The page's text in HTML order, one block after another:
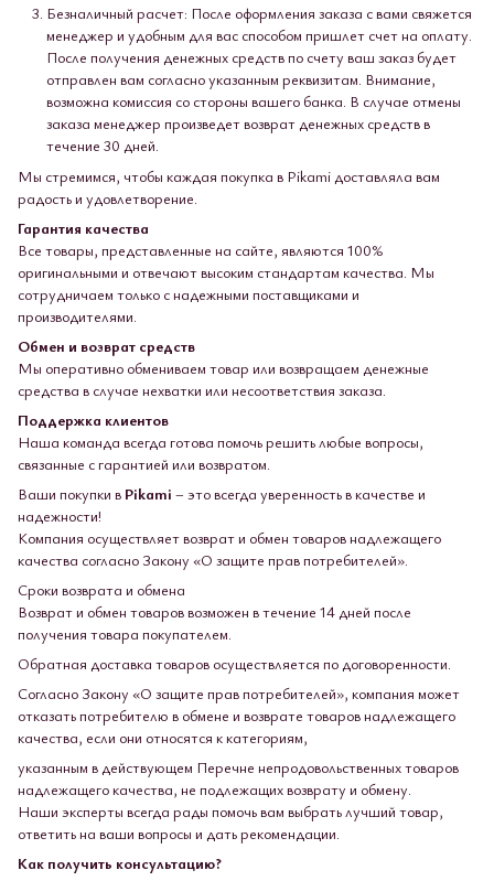
Безналичный расчет: После оформления заказа с вами свяжется
менеджер и удобным для вас способом пришлет счет на оплату.
После получения денежных средств по счету ваш заказ будет
отправлен вам согласно указанным реквизитам. Внимание,
возможна комиссия со стороны вашего банка. В случае отмены
заказа менеджер произведет возврат денежных средств в
течение 30 дней.
Мы стремимся, чтобы каждая покупка в Pikami доставляла вам
радость и удовлетворение.
Гарантия качества
Все товары, представленные на сайте, являются 100%
оригинальными и отвечают высоким стандартам качества. Мы
сотрудничаем только с надежными поставщиками и
производителями.
Обмен и возврат средств
Мы оперативно обмениваем товар или возвращаем денежные
средства в случае нехватки или несоответствия заказа.
Поддержка клиентов
Наша команда всегда готова помочь решить любые вопросы,
связанные с гарантией или возвратом.
Ваши покупки в Pikami – это всегда уверенность в качестве и
надежности!
Компания осуществляет возврат и обмен товаров надлежащего
качества согласно Закону «О защите прав потребителей».
Сроки возврата и обмена
Возврат и обмен товаров возможен в течение 14 дней после
получения товара покупателем.
Обратная доставка товаров осуществляется по договоренности.
Согласно Закону «О защите прав потребителей», компания может
отказать потребителю в обмене и возврате товаров надлежащего
качества, если они относятся к категориям,
указанным в действующем Перечне непродовольственных товаров
надлежащего качества, не подлежащих возврату и обмену.
Наши эксперты всегда рады помочь вам выбрать лучший товар,
ответить на ваши вопросы и дать рекомендации.
Как получить консультацию?